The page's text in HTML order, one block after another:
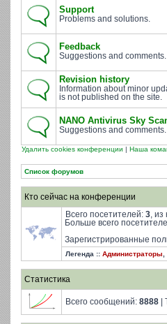
Support
Problems and solutions.
Feedback
Suggestions and comments.
Revision history
Information about minor
is not published on the site.
NANO Antivirus Sky
Suggestions and comments.
Удалить cookies конференции | Наша
Список форумов
Кто сейчас на конференции
Всего посетителей: 3 ,
Больше всего
Зарегистрированные
Легенда :: Администраторы
Статистика
Всего сообщений: 8888 |